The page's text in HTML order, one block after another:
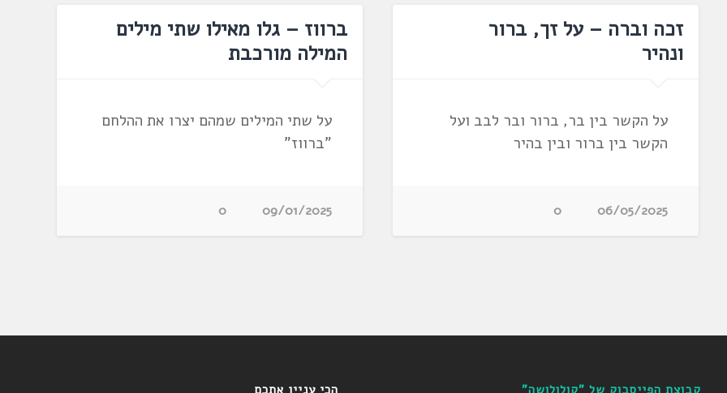
זכה וברה – על זך, ברור
ונהיר
על הקשר בין בר, ברור ובר לבב ועל
הקשר בין ברור ובין בהיר
06/05/2025
0
ברווז – גלו מאילו שתי מילים
המילה מורכבת
על שתי המילים שמהם יצרו את ההלחם
"ברווז"
09/01/2025
0